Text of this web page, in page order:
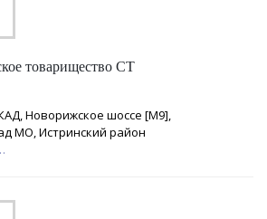
товарищество СТ
Новорижское шоссе [М9],
МО, Истринский район